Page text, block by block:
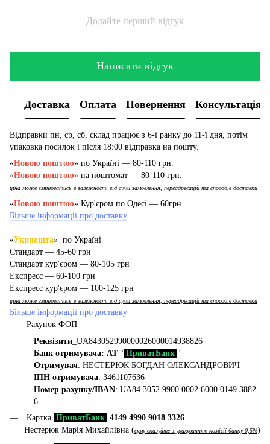
Додайте перший відгук
Написати відгук
Доставка Оплата Повернення Консультація
Відправки пн, ср, сб, склад працює з 6-ї ранку до 11-ї дня, потім
упаковка посилок і після 18:00 відправка на пошту.
«Новою поштою» по Україні — 80-110 грн.
«Новою поштою» на поштомат — 80-110 грн.
ціна може змінюватись в залежності від суми замовлення, переадресацій та способів доставки
«Новою поштою» Кур'єром по Одесі — 60грн.
Більше інформації про доставку
«Укрпошта» по Україні
Стандарт — 45-60 грн
Стандарт кур'єром — 80-105 грн
Експресс — 60-100 грн
Експресс кур'єром — 100-125 грн
ціна може змінюватись в залежності від суми замовлення, переадресацій та способів доставки
Більше інформації про доставку
Рахунок ФОП
Реквізити _UA843052990000026000014938826
Банк отримувача: АТ" ПриватБанк "
Отримувач: НЕСТЕРЮК БОГДАН ОЛЕКСАНДРОВИЧ
ІПН отримувача: 3461107636
Номер рахунку/IBAN: UA84 3052 9900 0002 6000 0149 3882
6
Картка ПриватБанк 4149 4990 9018 3326
Нестерюк Марія Михайлівна (суму вказуйте з урахуванням комісії банку 0,5%)